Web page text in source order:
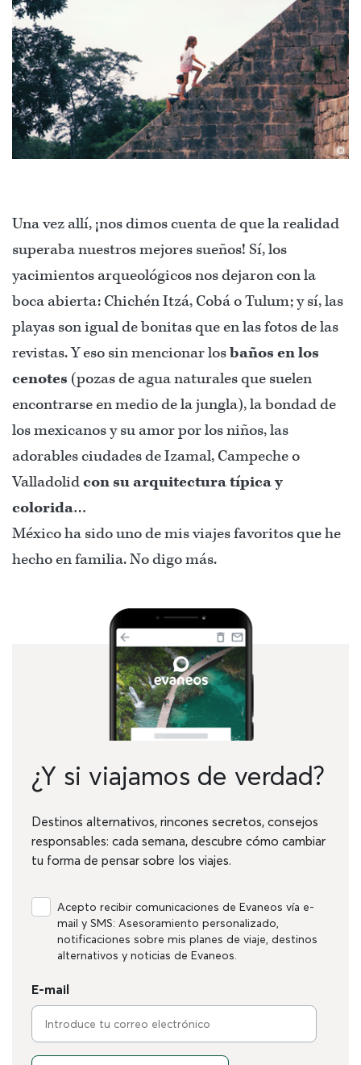
©
Una vez allí, ¡nos dimos cuenta de que la realidad
superaba nuestros mejores sueños! Sí, los
yacimientos arqueológicos nos dejaron con la
boca abierta: Chichén Itzá, Cobá o Tulum; y sí, las
playas son igual de bonitas que en las fotos de las
revistas. Y eso sin mencionar losbaños en los
cenotes (pozas de agua naturales que suelen
encontrarse en medio de la jungla), la bondad de
los mexicanos y su amor por los niños, las
adorables ciudades de Izamal, Campeche o
Valladolidcon su arquitectura típica y
colorida…
México ha sido uno de mis viajes favoritos que he
hecho en familia. No digo más.
¿Y si viajamos de verdad?
Destinos alternativos, rincones secretos, consejos
responsables: cada semana, descubre cómo cambiar
tu forma de pensar sobre los viajes.
Acepto recibir comunicaciones de Evaneos vía e-
mail y SMS: Asesoramiento personalizado,
notificaciones sobre mis planes de viaje, destinos
alternativos y noticias de Evaneos.
E-mail